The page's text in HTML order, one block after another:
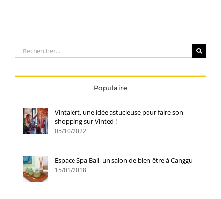
Rechercher:
Populaire
Vintalert, une idée astucieuse pour faire son
shopping sur Vinted !
05/10/2022
Espace Spa Bali, un salon de bien-être à Canggu
15/01/2018